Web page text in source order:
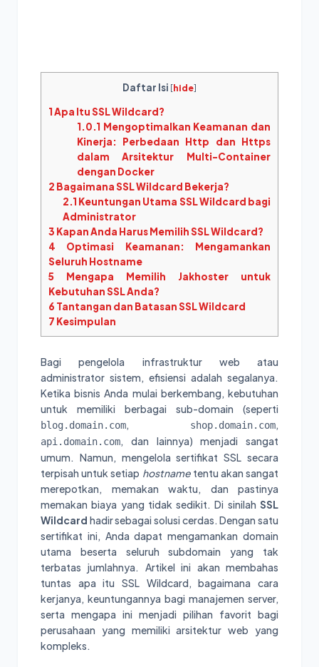
Daftar Isi [hide]
1Apa Itu SSL Wildcard?
1.0.1 Mengoptimalkan Keamanan dan
Kinerja: Perbedaan Http dan Https
dalam Arsitektur Multi-Container
dengan Docker
2 Bagaimana SSL Wildcard Bekerja?
2.1 Keuntungan Utama SSL Wildcard bagi
Administrator
3 Kapan Anda Harus Memilih SSL Wildcard?
4 Optimasi Keamanan: Mengamankan
Seluruh Hostname
5 Mengapa Memilih Jakhoster untuk
Kebutuhan SSL Anda?
6 Tantangan dan Batasan SSL Wildcard
7 Kesimpulan
Bagi pengelola infrastruktur web atau
administrator sistem, efisiensi adalah segalanya.
Ketika bisnis Anda mulai berkembang, kebutuhan
untuk memiliki berbagai sub-domain (seperti
blog.domain.com, shop.domain.com,
api.domain.com, dan lainnya) menjadi sangat
umum. Namun, mengelola sertifikat SSL secara
terpisah untuk setiap hostnametentu akan sangat
merepotkan, memakan waktu, dan pastinya
memakan biaya yang tidak sedikit. Di sinilah SSL
Wildcard hadir sebagai solusi cerdas. Dengan satu
sertifikat ini, Anda dapat mengamankan domain
utama beserta seluruh subdomain yang tak
terbatas jumlahnya. Artikel ini akan membahas
tuntas apa itu SSL Wildcard, bagaimana cara
kerjanya, keuntungannya bagi manajemen server,
serta mengapa ini menjadi pilihan favorit bagi
perusahaan yang memiliki arsitektur web yang
kompleks.